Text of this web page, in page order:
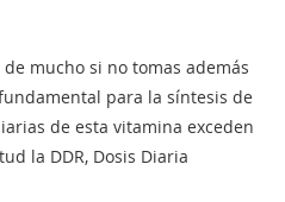
mucho si no tomas además
para la síntesis de
de esta vitamina exceden
la DDR, Dosis Diaria